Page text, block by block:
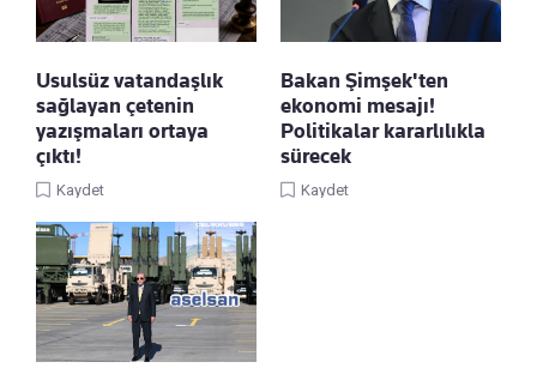
Usulsüz vatandaşlık
sağlayan çetenin
yazışmaları ortaya
çıktı!
Kaydet
Bakan Şimşek'ten
ekonomi mesajı!
Politikalar kararlılıkla
sürecek
Kaydet